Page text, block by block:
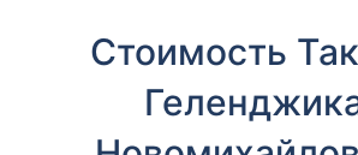
Стоимость